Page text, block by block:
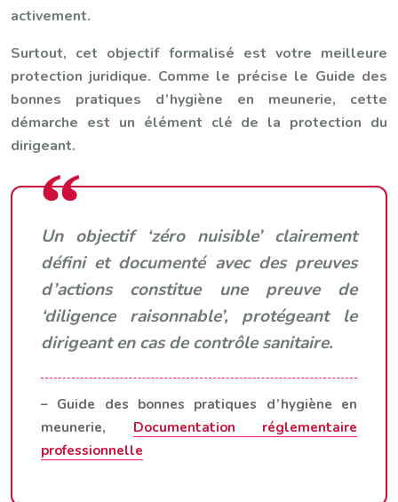
activement.
Surtout, cet objectif formalisé est votre meilleure
protection juridique. Comme le précise le Guide des
bonnes pratiques d’hygiène en meunerie, cette
démarche est un élément clé de la protection du
dirigeant.
Un objectif ‘zéro nuisible’ clairement
défini et documenté avec des preuves
d’actions constitue une preuve de
‘diligence raisonnable’, protégeant le
dirigeant en cas de contrôle sanitaire.
– Guide des bonnes pratiques d’hygiène en
meunerie, Documentation réglementaire
professionnelle